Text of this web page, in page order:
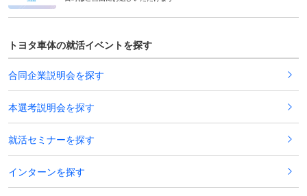
トヨタ車体の就活イベントを探す
合同企業説明会を探す
本選考説明会を探す
就活セミナーを探す
インターンを探す